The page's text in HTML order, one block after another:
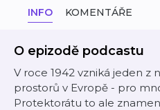
INFO KOMENTÁŘE
O epizodě podcastu
V roce 1942 vzniká jeden z
prostorů v Evropě - pro
Protektorátu to ale